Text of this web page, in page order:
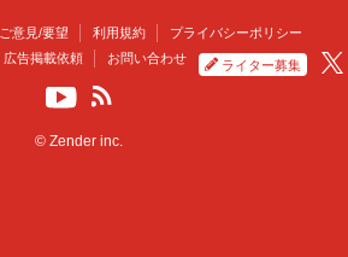
ご意見/要望 利用規約
プライバシーポリシー
広告掲載依頼 お問い合わせ ライター募集
© Zender inc.